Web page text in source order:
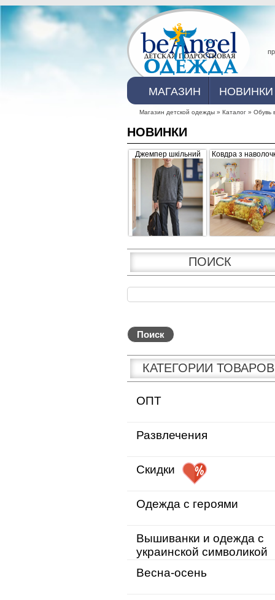
Главное меню
МАГАЗИН НОВИНКИ
Вы здесь
Магазин детской одежды » Каталог » Обувь
НОВИНКИ
Джемпер шкільний
для хлопчика, сірий з
невеликим начісом
Ковдра з
07-30 "Sofi"
ПОИСК
КАТЕГОРИИ
ОПТ
Развлечения
Скидки
Одежда с героями
Вышиванки и одежда с
украинской символикой
Весна-осень